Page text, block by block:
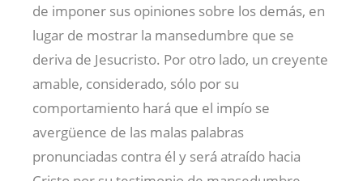
de imponer sus opiniones sobre los demás, en
lugar de mostrar la mansedumbre que se
deriva de Jesucristo. Por otro lado, un creyente
amable, considerado, sólo por su
comportamiento hará que el impío se
avergüence de las malas palabras
pronunciadas contra él y será atraído hacia